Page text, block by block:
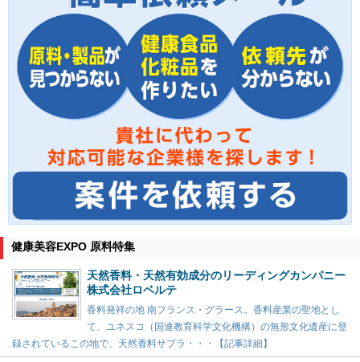
健康美容EXPO 原料特集
天然香料・天然有効成分のリーディングカンパニー
株式会社ロベルテ
香料発祥の地 南フランス・グラース。香料産業の聖地とし
て、ユネスコ（国連教育科学文化機構）の無形文化遺産に登
録されているこの地で、天然香料サプラ・・・【記事詳細】